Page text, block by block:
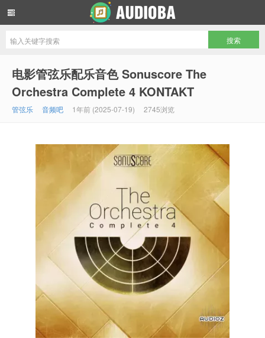
电影管弦乐配乐音色 Sonuscore The
Orchestra Complete 4 KONTAKT
管弦乐 音频吧 1年前 (2025-07-19) 2745浏览